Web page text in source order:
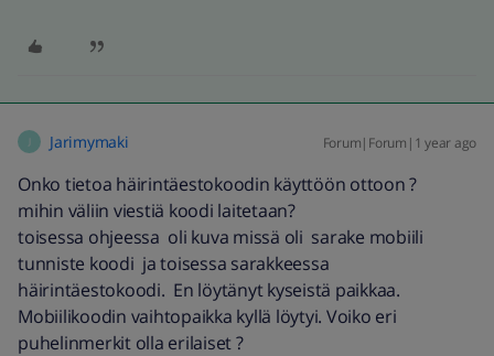
Jarimymaki Forum|Forum|1 year ago
Onko tietoa häirintäestokoodin käyttöön ottoon ?
mihin väliin viestiä koodi laitetaan?
toisessa ohjeessa oli kuva missä oli sarake mobiili
tunniste koodi ja toisessa sarakkeessa
häirintäestokoodi. En löytänyt kyseistä paikkaa.
Mobiilikoodin vaihtopaikka kyllä löytyi. Voiko eri
puhelinmerkit olla erilaiset ?